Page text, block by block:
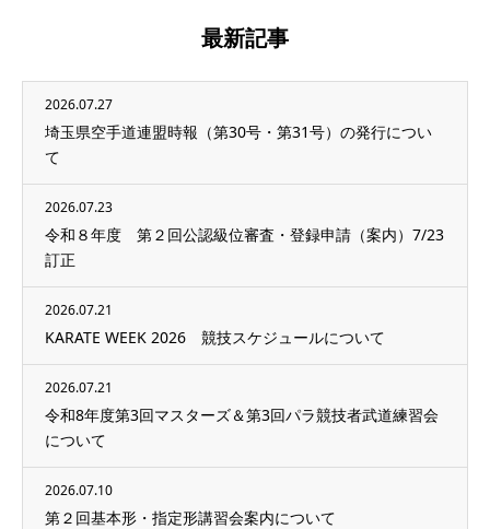
最新記事
2026.07.27
埼玉県空手道連盟時報（第30号・第31号）の発行につい
て
2026.07.23
令和８年度 第２回公認級位審査・登録申請（案内）7/23
訂正
2026.07.21
KARATE WEEK 2026 競技スケジュールについて
2026.07.21
令和8年度第3回マスターズ＆第3回パラ競技者武道練習会
について
2026.07.10
第２回基本形・指定形講習会案内について